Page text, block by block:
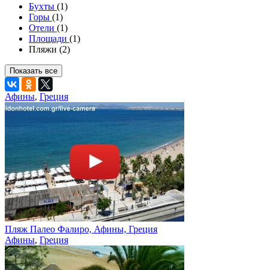
Бухты (1)
Горы (1)
Отели (1)
Площади (1)
Пляжи (2)
Показать все
Афины, Греция
Пляж Палео Фалиро, Афины, Греция
Афины, Греция